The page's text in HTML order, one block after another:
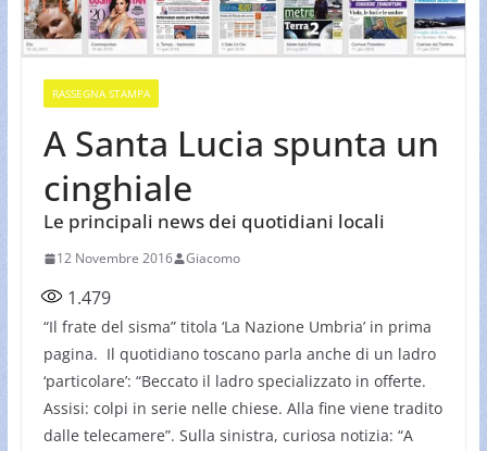
RASSEGNA STAMPA
A Santa Lucia spunta un
cinghiale
Le principali news dei quotidiani locali
12 Novembre 2016 Giacomo
1.479
“Il frate del sisma” titola ‘La Nazione Umbria’ in prima
pagina. Il quotidiano toscano parla anche di un ladro
‘particolare’: “Beccato il ladro specializzato in offerte.
Assisi: colpi in serie nelle chiese. Alla fine viene tradito
dalle telecamere”. Sulla sinistra, curiosa notizia: “A